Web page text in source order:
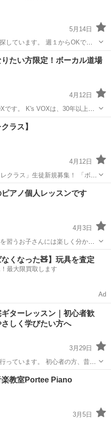
5月14日
しています。 週１からOKで
間は１８時〜１９時を想定して
いません。
カル 23区
たい方限定！ボーカル道場
4月12日
30年以上音
ーチNOBUのプライベートレッ
、経験、目的は問いません。 必要なのは、...
ーカル
ラス】
4月12日
ス」生徒新規募集！ 「ボー
、声のトレーニングは興味があ
ーカル ボイトレ
アノ個人レッスンです
4月3日
習うお子さんには楽しく分かり
ミックや読譜&音感のトレーニン
す。 音楽が大好きな、ちょっぴ
ピアノ 個人
なくなった🧸】玩具を査定
最大限買取します
Ad
ターレッスン｜初心者歓
しく学びたい方へ
3月29日
っています。 初心者の方、昔少
興味がある方を歓迎していま
ギター
楽教室Portee Piano
3月5日